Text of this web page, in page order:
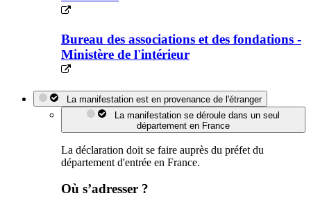
Bureau des associations et des fondations -
Ministère de l'intérieur
La manifestation est en provenance de l'étranger
La manifestation se déroule dans un seul
département en France
La déclaration doit se faire auprès du préfet du
département d'entrée en France.
Où s’adresser ?